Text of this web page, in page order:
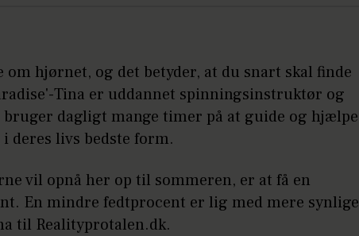
om hjørnet, og det betyder, at du snart skal finde
Tina er uddannet spinningsinstruktør og
bruger dagligt mange timer på at guide og hjælpe
deres livs bedste form.
vil opnå her op til sommeren, er at få en
En mindre fedtprocent er lig med mere synlige
til Realityprotalen.dk.